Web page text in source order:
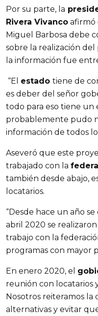
Por su parte, la
Rivera Vivanco afirmó
Miguel Barbosa debe
sobre la realización
la información fue
“El estado tiene de
es deber del señor
todo para eso tiene
probablemente pudo
información de todos
Aseveró que este
trabajado con la
también desde abajo,
locatarios.
“Desde hace un año
abril 2020 se
trabajo con la
programas con mayor
En enero 2020, el
reunión con locatarios
Nosotros reiteramos la
alternativas y evitar